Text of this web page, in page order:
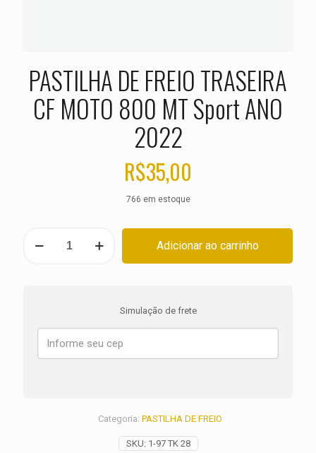
PASTILHA DE FREIO TRASEIRA
CF MOTO 800 MT Sport ANO
2022
R$35,00
766 em estoque
ANO
Adicionar ao carrinho
Simulação de frete
SKU: 1-97 TK 28
Categoria: PASTILHA DE FREIO